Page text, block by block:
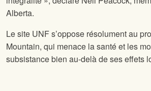
Alberta.
Le site UNF s’oppose résolument au
Mountain, qui menace la santé et les
subsistance bien au-delà de ses effets